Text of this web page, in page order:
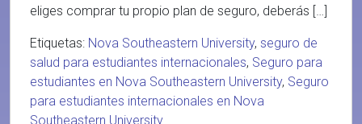
eliges comprar tu propio plan de seguro, deberás […]
Etiquetas: Nova Southeastern University, seguro de
salud para estudiantes internacionales, Seguro para
estudiantes en Nova Southeastern University, Seguro
para estudiantes internacionales en Nova
Southeastern University